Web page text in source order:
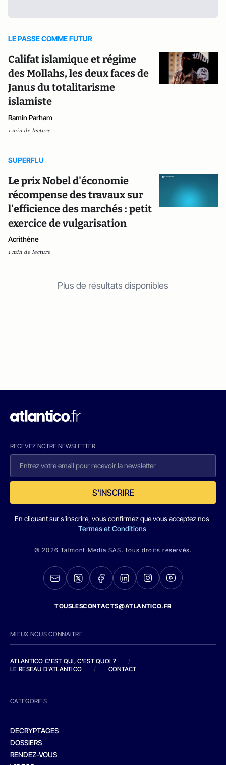
LE PASSE COMME FUTUR
Califat islamique et régime
des Mollahs, les deux faces de
Janus du totalitarisme
islamiste
Ramin Parham
1 min de lecture
SUPERFLU
Le prix Nobel d'économie
récompense des travaux sur
l'efficience des marchés : petit
exercice de vulgarisation
Acrithène
1 min de lecture
Plus de résultats disponibles
RECEVEZ NOTRE NEWSLETTER
S'INSCRIRE
En cliquant sur s'inscrire, vous confirmez que vous acceptez nos
Termes et Conditions
© 2026 Talmont Media SAS. tous droits réservés.
TOUSLESCONTACTS@ATLANTICO.FR
MIEUX NOUS CONNAITRE
ATLANTICO C'EST QUI, C'EST QUOI ?
/
LE RESEAU D'ATLANTICO
/ CONTACT
CATEGORIES
DECRYPTAGES
DOSSIERS
RENDEZ-VOUS